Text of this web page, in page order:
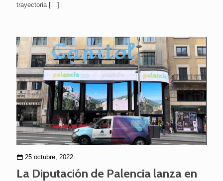
trayectoria[…]
25 octubre, 2022
La Diputación de Palencia lanza en